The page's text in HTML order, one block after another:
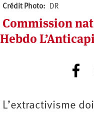
Crédit Photo DR
Commission
Hebdo
L’extractivisme